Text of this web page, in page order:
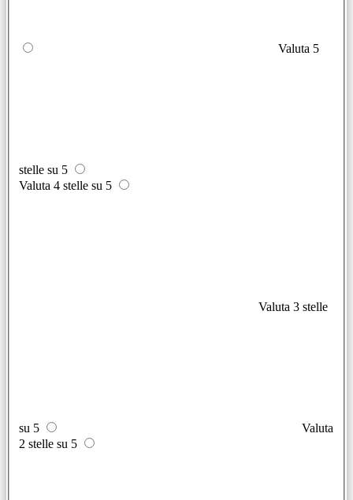
Valuta 5
stelle su 5
Valuta 4 stelle su 5
Valuta 3 stelle
su 5
Valuta
2 stelle su 5